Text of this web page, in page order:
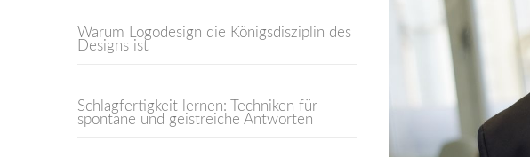
Warum Logodesign die Königsdisziplin des
Designs ist
Schlagfertigkeit lernen: Techniken für
spontane und geistreiche Antworten